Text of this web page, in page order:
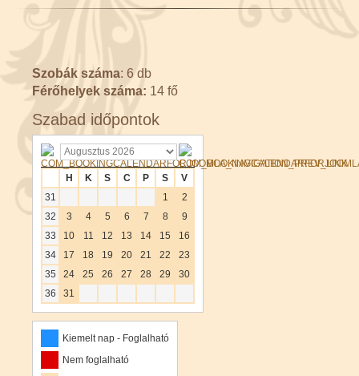
Szobák száma: 6 db
Férőhelyek száma: 14 fő
Szabad időpontok
H K S C P S
V
31
1
2
32
3 4 5 6 7 8
9
33
10 11 12 13 14 15
16
34
17 18 19 20 21 22
23
35
24 25 26 27 28 29
30
36
31
Kiemelt nap - Foglalható
Nem foglalható